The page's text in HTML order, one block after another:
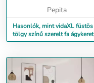
Pepita
Hasonlók, mint vidaXL füstös
tölgy színű szerelt fa ágykeret
fiókokkal 180 x 200 cm